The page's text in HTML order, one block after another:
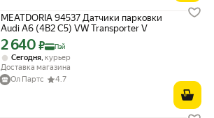
MEATDORIA 94537 Датчики парковки
Audi A6 (4B2 C5) VW Transporter V
Цена с картой Яндекс Пэй 2640 ₽ вместо
2 640 ₽ Пэй
Сегодня, курьер
Доставка магазина
Ол Партс
4.7